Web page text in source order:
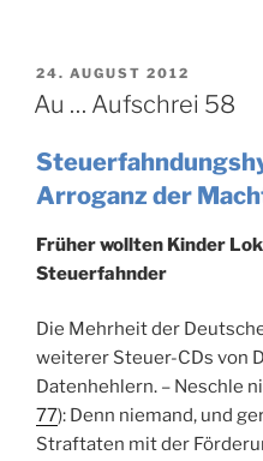
61“
VERÖFFENTLICHT
AM
24. AUGUST 2012
Au … Aufschrei 58
Arroganz der
Früher wollten Kinder
Steuerfahnder
Die Mehrheit der
weiterer Steuer-CDs von
Datenhehlern. – Neschle
77): Denn niemand, und
Straftaten mit der